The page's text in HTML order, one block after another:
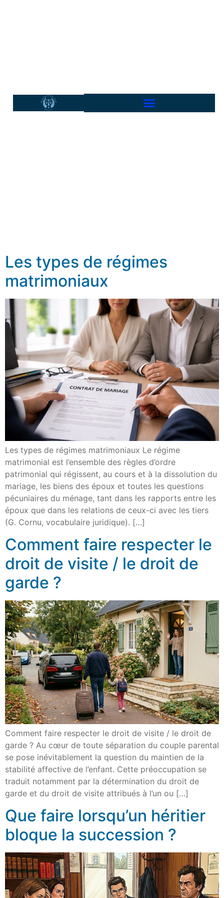
Les types de régimes
matrimoniaux
Les types de régimes matrimoniaux Le régime
matrimonial est l’ensemble des règles d’ordre
patrimonial qui régissent, au cours et à la dissolution du
mariage, les biens des époux et toutes les questions
pécuniaires du ménage, tant dans les rapports entre les
époux que dans les relations de ceux-ci avec les tiers
(G. Cornu, vocabulaire juridique). […]
Comment faire respecter le
droit de visite / le droit de
garde ?​
Comment faire respecter le droit de visite / le droit de
garde ? Au cœur de toute séparation du couple parental
se pose inévitablement la question du maintien de la
stabilité affective de l’enfant. Cette préoccupation se
traduit notamment par la détermination du droit de
garde et du droit de visite attribués à l’un ou […]
Que faire lorsqu’un héritier
bloque la succession ?